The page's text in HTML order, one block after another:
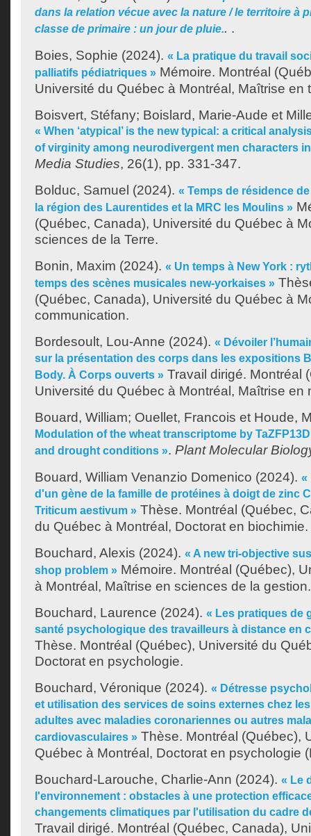
dans la relation vécue avec la nature / le territoire à
classe de primaire : un jour de pluie.. .
Boies, Sophie (2024). « La pratique du travail
palliatifs pédiatriques » Mémoire. Montréal
Université du Québec à Montréal, Maîtrise en
Boisvert, Stéfany; Boislard, Marie-Aude et
« When ‘atypical’ is the new typical: a critical
of virginity among neurodivergent men characters
Media Studies, 26(1), pp. 331-347.
Bolduc, Samuel (2024). « Temps de résidence
la région des Laurentides et la MRC les Moulins »
(Québec, Canada), Université du Québec à
sciences de la Terre.
Bonin, Maxim (2024). « Un temps à New York :
temps des scènes musicales new-yorkaises »
(Québec, Canada), Université du Québec à
communication.
Bordesoult, Lou-Anne (2024). « Dévoiler
sur la présentation des corps dans les expositions
Body. À Corps ouverts » Travail dirigé. Montréal
Université du Québec à Montréal, Maîtrise en
Bouard, William; Ouellet, Francois et Houde,
Modulation of the wheat transcriptome by
and drought conditions ». Plant Molecular
Bouard, William Venanzio Domenico (2024). «
d'un gène de la famille de protéines à doigt de zinc
Triticum aestivum » Thèse. Montréal (Québec,
du Québec à Montréal, Doctorat en biochimie.
Bouchard, Alexis (2024). « A new tri-objective
shop problem » Mémoire. Montréal (Québec),
à Montréal, Maîtrise en sciences de la gestion.
Bouchard, Laurence (2024). « Les pratiques de
santé psychologique des travailleurs à distance en
Thèse. Montréal (Québec), Université du
Doctorat en psychologie.
Bouchard, Véronique (2024). « Détresse
et utilisation des services de soins externes chez
adultes avec maladies coronariennes ou autres
cardiovasculaires » Thèse. Montréal (Québec),
Québec à Montréal, Doctorat en psychologie
Bouchard-Larouche, Charlie-Ann (2024). « Le
l'environnement : obstacles à une protection
changements climatiques par l'utilisation du cadre
Travail dirigé. Montréal (Québec, Canada),